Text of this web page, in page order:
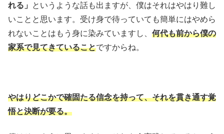
れる」
というような話も出ますが、僕はそれはやはり難し
いことと思います。受け身で待っていても簡単にはやめら
れないことはもう身に染みていますし、 何代も前から僕の
家系で見てきていることですからね。
やはりどこかで確固たる信念を持って、それを貫き通す覚
悟と決断が要る。